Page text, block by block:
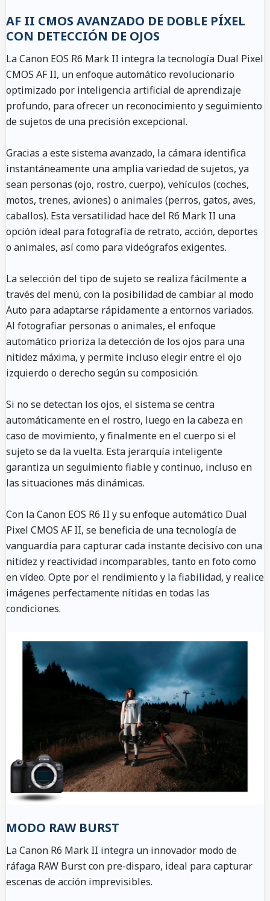
AF II CMOS AVANZADO DE DOBLE PÍXEL
CON DETECCIÓN DE OJOS
La Canon EOS R6 Mark II integra la tecnología Dual Pixel
CMOS AF II, un enfoque automático revolucionario
optimizado por inteligencia artificial de aprendizaje
profundo, para ofrecer un reconocimiento y seguimiento
de sujetos de una precisión excepcional.
Gracias a este sistema avanzado, la cámara identifica
instantáneamente una amplia variedad de sujetos, ya
sean personas (ojo, rostro, cuerpo), vehículos (coches,
motos, trenes, aviones) o animales (perros, gatos, aves,
caballos). Esta versatilidad hace del R6 Mark II una
opción ideal para fotografía de retrato, acción, deportes
o animales, así como para videógrafos exigentes.
La selección del tipo de sujeto se realiza fácilmente a
través del menú, con la posibilidad de cambiar al modo
Auto para adaptarse rápidamente a entornos variados.
Al fotografiar personas o animales, el enfoque
automático prioriza la detección de los ojos para una
nitidez máxima, y permite incluso elegir entre el ojo
izquierdo o derecho según su composición.
Si no se detectan los ojos, el sistema se centra
automáticamente en el rostro, luego en la cabeza en
caso de movimiento, y finalmente en el cuerpo si el
sujeto se da la vuelta. Esta jerarquía inteligente
garantiza un seguimiento fiable y continuo, incluso en
las situaciones más dinámicas.
Con la Canon EOS R6 II y su enfoque automático Dual
Pixel CMOS AF II, se beneficia de una tecnología de
vanguardia para capturar cada instante decisivo con una
nitidez y reactividad incomparables, tanto en foto como
en vídeo. Opte por el rendimiento y la fiabilidad, y realice
imágenes perfectamente nítidas en todas las
condiciones.
MODO RAW BURST
La Canon R6 Mark II integra un innovador modo de
ráfaga RAW Burst con pre-disparo, ideal para capturar
escenas de acción imprevisibles.